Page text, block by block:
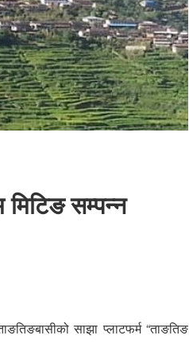
सम्पन्न
साझा प्लाटफर्म “ताङतिङ